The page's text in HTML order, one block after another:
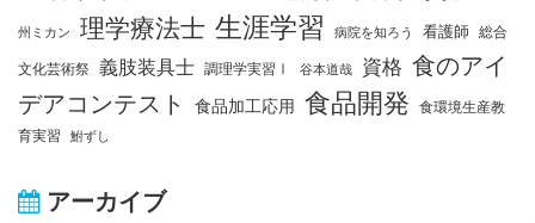
州ミカン 理学療法士 生涯学習 病院を知ろう 看護師 総合
文化芸術祭 義肢装具士 調理学実習Ⅰ 谷本道哉 資格 食のアイ
デアコンテスト
食品加工応用 食品開発 食環境生産教
育実習
鮒ずし
アーカイブ